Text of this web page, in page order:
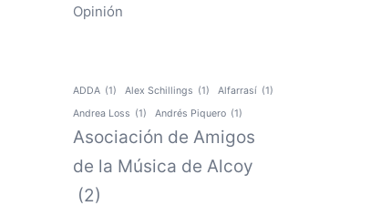
Opinión
ADDA (1) Alex Schillings (1) Alfarrasí (1)
Andrea Loss (1) Andrés Piquero (1)
Asociación de Amigos
de la Música de Alcoy
(2)